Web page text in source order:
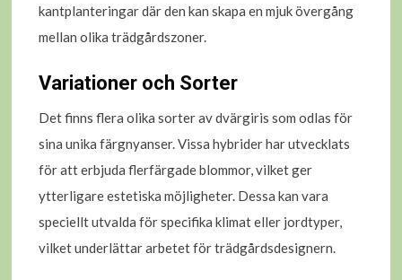
kantplanteringar där den kan skapa en mjuk övergång
mellan olika trädgårdszoner.
Variationer och Sorter
Det finns flera olika sorter av dvärgiris som odlas för
sina unika färgnyanser. Vissa hybrider har utvecklats
för att erbjuda flerfärgade blommor, vilket ger
ytterligare estetiska möjligheter. Dessa kan vara
speciellt utvalda för specifika klimat eller jordtyper,
vilket underlättar arbetet för trädgårdsdesignern.